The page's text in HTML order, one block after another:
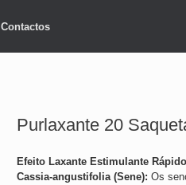
Contactos
Purlaxante 20
Efeito Laxante Estimulante
Cassia-angustifolia (Sene): Os